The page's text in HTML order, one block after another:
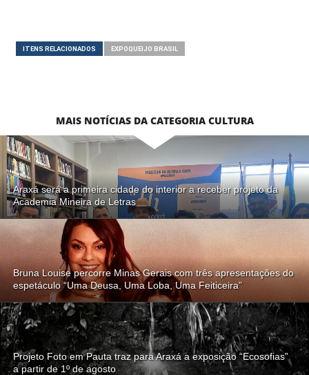
ITENS RELACIONADOS EXPOQUEIJO BRASIL
MAIS NOTÍCIAS DA CATEGORIA CULTURA
Araxá será a primeira cidade do interior a receber projeto da
Academia Mineira de Letras
Bruna Louise percorre Minas Gerais com três apresentações do
espetáculo “Uma Deusa, Uma Loba, Uma Feiticeira”
Projeto Foto em Pauta traz para Araxá a exposição “Ecosofias”
a partir de 1º de agosto